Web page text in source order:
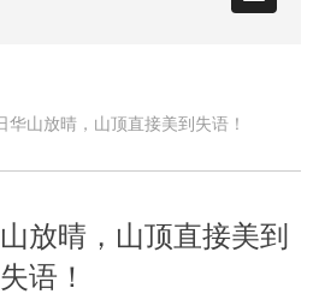
放晴，山顶直接美到
失语！
华山放晴，山顶直接美到失语！